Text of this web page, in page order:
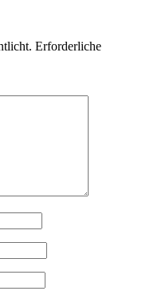
Erforderliche